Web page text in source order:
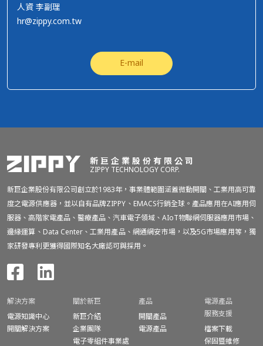
人資 李副理
hr@zippy.com.tw
E-mail
新巨企業股份有限公司
ZIPPY TECHNOLOGY CORP.
新巨企業股份有限公司創立於1983年，事業體範圍涵蓋微動開關、工業用高可靠
度之電源供應器，並以自有品牌ZIPPY、EMACS行銷全球。產品應用在AI應用伺
服器、高階家電產品、醫療產品、汽車電子領域、AIoT物聯網伺服器應用市場、
邊緣運算、Data Center、工業用產品、網通網安市場，以及5G市場應用等，獨
家研發專利更獲得國際知名大廠認可與採用。
解決方案
電源知識中心
開關解決方案
關於新巨
新巨介紹
企業團隊
電子零組件事業處
產品
開關產品
電源產品
電源產品
服務支援
檔案下載
保固暨維修